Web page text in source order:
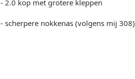
- 2.0 kop met grotere kleppen
- scherpere nokkenas (volgens mij 308)